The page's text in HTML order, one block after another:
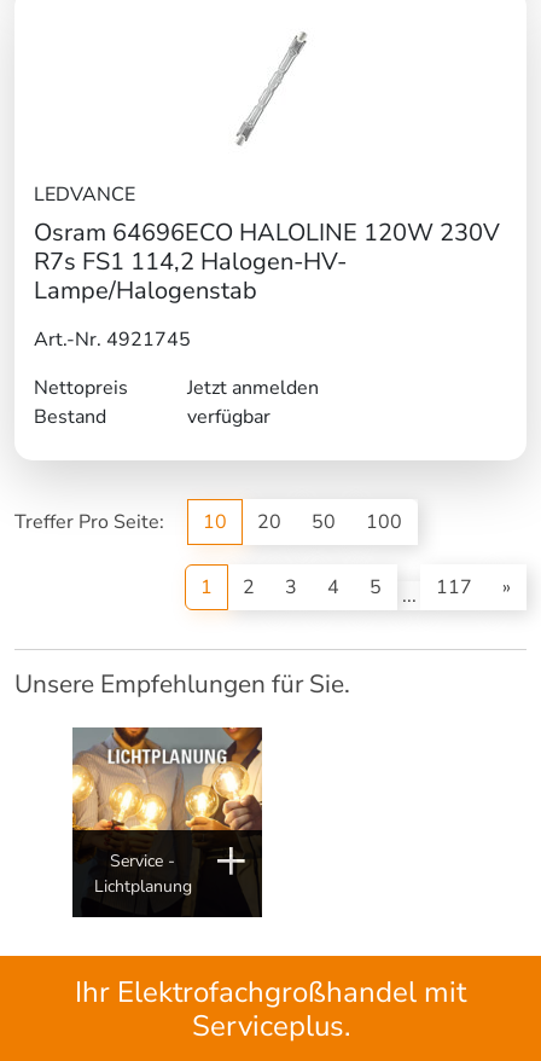
LEDVANCE
Osram 64696ECO HALOLINE 120W 230V
R7s FS1 114,2 Halogen-HV-
Lampe/Halogenstab
Art.-Nr. 4921745
Nettopreis
Jetzt anmelden
Bestand
verfügbar
Treffer Pro Seite: 10 20 50 100
1 (current)
2 3 4 5 ... 117 »
Unsere Empfehlungen für Sie.
Service -
Lichtplanung
Ihr Elektrofachgroßhandel mit
Serviceplus.